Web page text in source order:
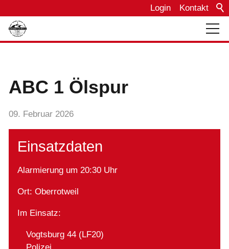
Kontakt
Login
Bautagebuch
Einsätze
Fahrzeuge
ABC 1 Ölspur
09. Februar 2026
Einsatzdaten
Alarmierung um 20:30 Uhr
Ort: Oberrotweil
Im Einsatz:
Vogtsburg 44 (LF20)